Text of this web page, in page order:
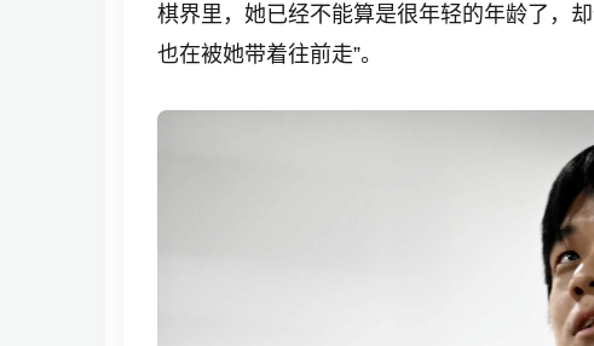
棋界里，她已经不能算是很年轻的年龄了，
也在被她带着往前走”。